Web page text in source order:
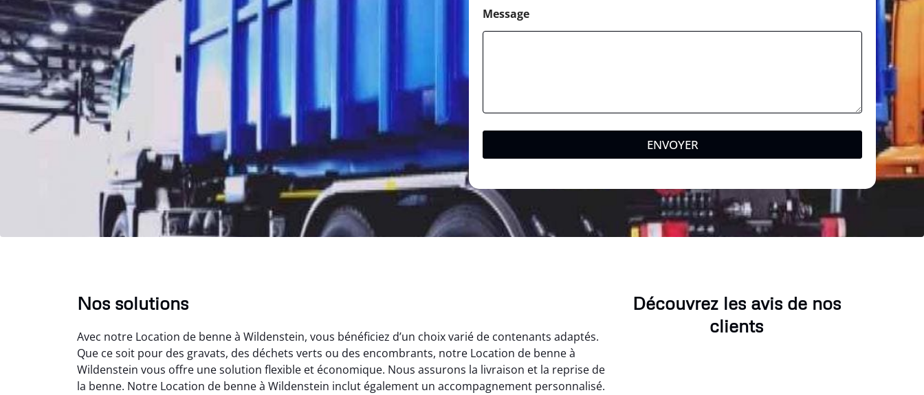
Message
ENVOYER
Nos solutions
Avec notre Location de benne à Wildenstein, vous bénéficiez d’un choix varié de contenants adaptés.
Que ce soit pour des gravats, des déchets verts ou des encombrants, notre Location de benne à
Wildenstein vous offre une solution flexible et économique. Nous assurons la livraison et la reprise de
la benne. Notre Location de benne à Wildenstein inclut également un accompagnement personnalisé.
Découvrez les avis de nos
clients